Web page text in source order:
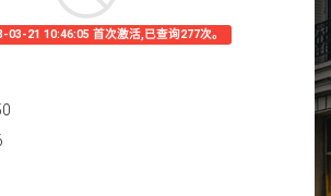
03-21 10:46:05 首次激活,已查询277次。